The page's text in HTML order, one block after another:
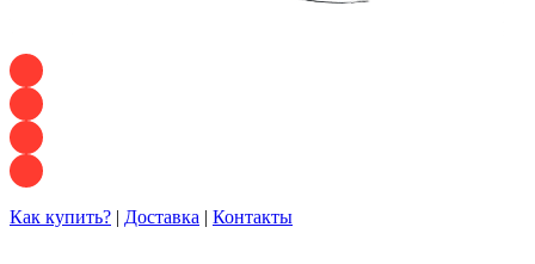
Как купить? | Доставка | Контакты